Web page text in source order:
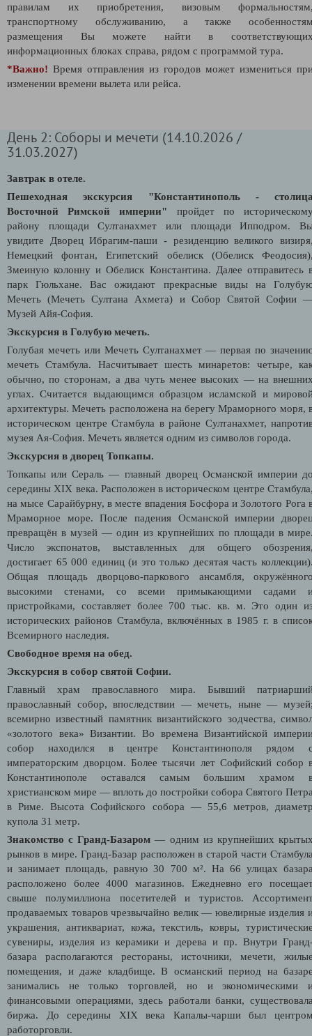
правилам их приобретения, визовым
транспортному обслуживанию, а также
размещения Вы можете найти в
информационных блоках справа, рядом с программой тура.
*Важно! Время отправления из городов может измениться
изменении времени вылета или рейса.
День 2: Соборы и мечети (14.10.2026 /
31.03.2027)
Завтрак в отеле.
Пешеходная экскурсия "Константинополь -
Восточной Римской империи" пройдет по
району площади Султанахмет или площади Ипподром.
увидите Дворец Ибрагим-паши - резиденцию великого
Немецкий фонтан, Египетский обелиск (Обелиск
Змеиную колонну и Обелиск Константина. Далее отправитесь
парк Гюльхане. Вас ожидают прекрасные виды на
Мечеть (Мечеть Султана Ахмета) и Собор Святой Софии
Музей Айя-София.
Экскурсия в Голубую мечеть.
Голубая мечеть или Мечеть Султанахмет — первая по
мечеть Стамбула. Насчитывает шесть минаретов: четыре,
обычно, по сторонам, а два чуть менее высоких — на
углах. Считается выдающимся образцом исламской и
архитектуры. Мечеть расположена на берегу Мраморного моря,
историческом центре Стамбула в районе Султанахмет,
музея Ая-София. Мечеть является одним из символов города.
Экскурсия в дворец Топкапы.
Топкапы или Сераль — главный дворец Османской империи
середины XIX века. Расположен в историческом центре
на мысе Сарайбурну, в месте впадения Босфора и Золотого Рога
Мраморное море. После падения Османской империи
превращён в музей — один из крупнейших по площади в
Число экспонатов, выставленных для общего
достигает 65 000 единиц (и это только десятая часть
Общая площадь дворцово-паркового ансамбля,
высокими стенами, со всеми примыкающими садами
пристройками, составляет более 700 тыс. кв. м. Это один
исторических районов Стамбула, включённых в 1985 г. в
Всемирного наследия.
Свободное время на обед.
Экскурсия в собор святой Софии.
Главный храм православного мира. Бывший
православный собор, впоследствии — мечеть, ныне —
всемирно известный памятник византийского зодчества,
«золотого века» Византии. Во времена Византийской
собор находился в центре Константинополя рядом
императорским дворцом. Более тысячи лет Софийский собор
Константинополе оставался самым большим храмом
христианском мире — вплоть до постройки собора Святого
в Риме. Высота Софийского собора — 55,6 метров,
купола 31 метр.
Знакомство с Гранд-Базаром— одним из крупнейших
рынков в мире. Гранд-Базар расположен в старой части
и занимает площадь, равную 30 700 м². На 66 улицах
расположено более 4000 магазинов. Ежедневно его
свыше полумиллиона посетителей и туристов.
продаваемых товаров чрезвычайно велик — ювелирные изделия
украшения, антиквариат, кожа, текстиль, ковры,
сувениры, изделия из керамики и дерева и пр. Внутри
базара располагаются рестораны, источники, мечети,
помещения, и даже кладбище. В османский период на
занимались не только торговлей, но и экономическими
финансовыми операциями, здесь работали банки,
биржа. До середины XIX века Капалы-чарши был
работорговли.